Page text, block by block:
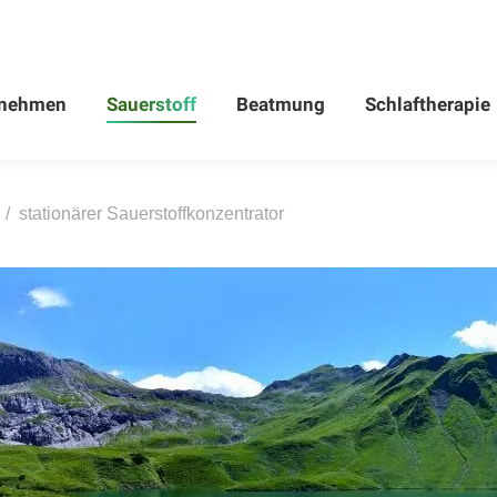
Sauerstoff Beatmung Schlaftherapie
stationärer Sauerstoffkonzentrator